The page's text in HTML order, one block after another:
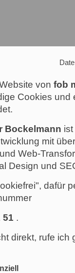
von fob
Cookies und
Bockelmann
mit
Web-
Design und
dafür
51 .
direkt, rufe ich